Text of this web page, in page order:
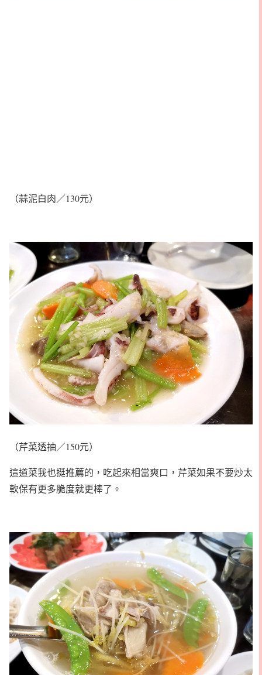
（蒜泥白肉／130元）
（芹菜透抽／150元）
這道菜我也挺推薦的，吃起來相當爽口，芹菜如果不要炒太
軟保有更多脆度就更棒了。